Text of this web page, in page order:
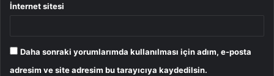
İnternet sitesi
Daha sonraki yorumlarımda kullanılması için adım, e-posta
adresim ve site adresim bu tarayıcıya kaydedilsin.